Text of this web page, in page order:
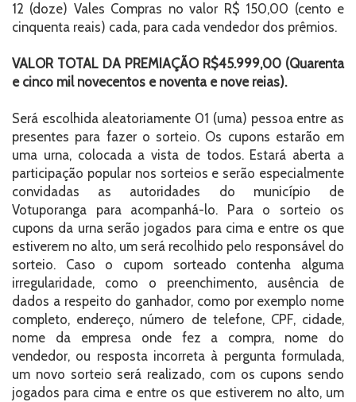
12 (doze) Vales Compras no valor R$ 150,00 (cento e
cinquenta reais) cada, para cada vendedor dos prêmios.
VALOR TOTAL DA PREMIAÇÃO R$45.999,00 (Quarenta
e cinco mil novecentos e noventa e nove reias).
Será escolhida aleatoriamente 01 (uma) pessoa entre as
presentes para fazer o sorteio. Os cupons estarão em
uma urna, colocada a vista de todos. Estará aberta a
participação popular nos sorteios e serão especialmente
convidadas as autoridades do município de
Votuporanga para acompanhá-lo. Para o sorteio os
cupons da urna serão jogados para cima e entre os que
estiverem no alto, um será recolhido pelo responsável do
sorteio. Caso o cupom sorteado contenha alguma
irregularidade, como o preenchimento, ausência de
dados a respeito do ganhador, como por exemplo nome
completo, endereço, número de telefone, CPF, cidade,
nome da empresa onde fez a compra, nome do
vendedor, ou resposta incorreta à pergunta formulada,
um novo sorteio será realizado, com os cupons sendo
jogados para cima e entre os que estiverem no alto, um